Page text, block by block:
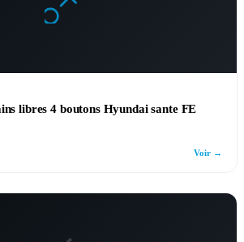
libres 4 boutons Hyundai sante FE
Voir →